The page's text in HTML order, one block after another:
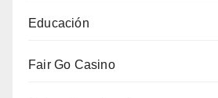
Educación
Fair Go Casino